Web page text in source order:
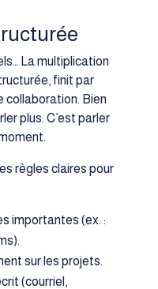
La multiplication
finit par
collaboration. Bien
plus. C’est parler
règles claires pour
importantes (ex. :
sur les projets.
(courriel,